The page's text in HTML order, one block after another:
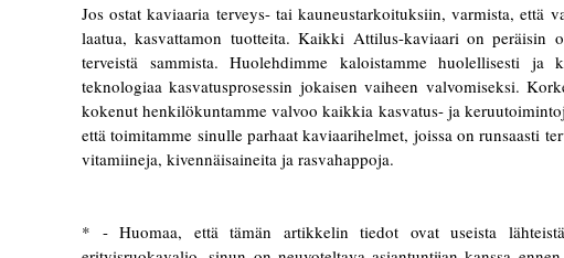
Jos ostat kaviaaria terveys- tai kauneustarkoituksiin, varmista, että
laatua, kasvattamon tuotteita. Kaikki Attilus-kaviaari on peräisin
terveistä sammista. Huolehdimme kaloistamme huolellisesti ja
teknologiaa kasvatusprosessin jokaisen vaiheen valvomiseksi.
kokenut henkilökuntamme valvoo kaikkia kasvatus- ja
että toimitamme sinulle parhaat kaviaarihelmet, joissa on runsaasti
vitamiineja, kivennäisaineita ja rasvahappoja.
* - Huomaa, että tämän artikkelin tiedot ovat useista